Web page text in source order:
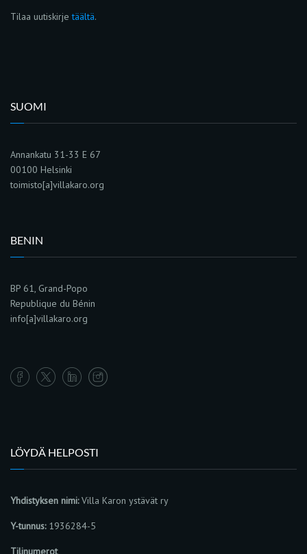
Tilaa uutiskirjetäältä.
SUOMI
Annankatu 31-33 E 67
00100 Helsinki
toimisto[a]villakaro.org
BENIN
BP 61, Grand-Popo
Republique du Bénin
info[a]villakaro.org
LÖYDÄ HELPOSTI
Yhdistyksen nimi:Villa Karon ystävät ry
Y-tunnus:1936284-5
Tilinumerot